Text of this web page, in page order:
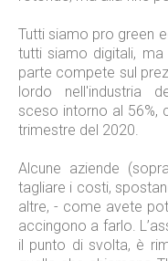
Tutti siamo pro green
tutti siamo digitali,
parte compete sul
lordo nell'industria
sceso intorno al 56%,
trimestre del 2020.
Alcune aziende
tagliare i costi,
altre, - come avete
accingono a farlo.
il punto di svolta, è